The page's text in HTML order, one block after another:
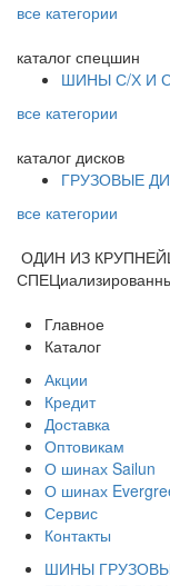
все категории
каталог спецшин
ШИНЫ С/Х И
все категории
каталог дисков
ГРУЗОВЫЕ
все категории
ОДИН ИЗ
Главное
Каталог
Акции
Кредит
Доставка
Оптовикам
О шинах Sailun
О шинах
Сервис
Контакты
ШИНЫ